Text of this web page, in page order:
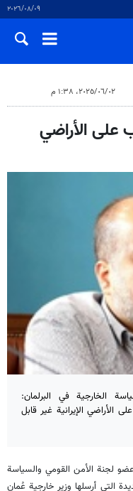
٠٩‏/٠٨‏/٢٠٢٦
٠٢‏/٠٦‏/٢٠٢٥، ١:٣٨ م
على الأراضي
الخارجية في البرلمان:
الإيرانية غير قابل
لجنة الأمن القومي والسياسة
التي أرسلها وزير خارجية عُمان